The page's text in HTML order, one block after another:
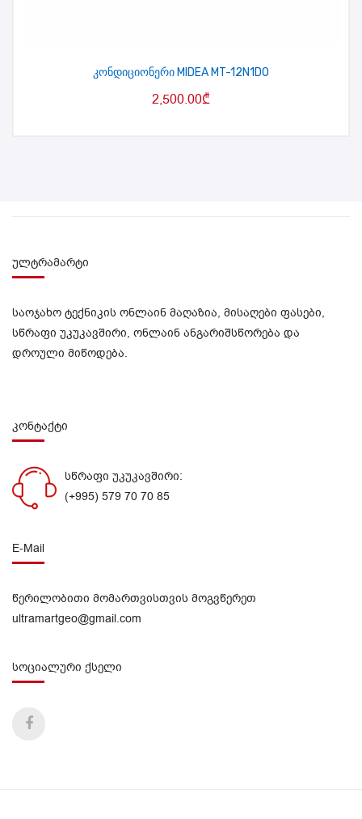
კონდიციონერი MIDEA MT-12N1DO
2,500.00₾
ულტრამარტი
საოჯახო ტექნიკის ონლაინ მაღაზია, მისაღები ფასები,
სწრაფი უკუკავშირი, ონლაინ ანგარიშსწორება და
დროული მიწოდება.
კონტაქტი
სწრაფი უკუკავშირი:
(+995) 579 70 70 85
E-Mail
წერილობითი მომართვისთვის მოგვწერეთ
ultramartgeo@gmail.com
სოციალური ქსელი